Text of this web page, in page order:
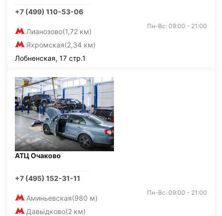
+7 (499) 110-53-06
Лианозово(1,72 км)
Яхромская(2,34 км)
Пн-Вс: 09:00 - 21:00
Лобненская, 17 стр.1
АТЦ Очаково
+7 (495) 152-31-11
Аминьевская(980 м)
Давыдково(2 км)
Пн-Вс: 09:00 - 21:00